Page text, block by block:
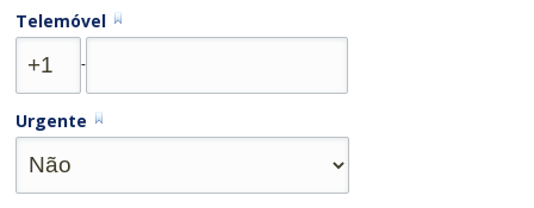
Telemóvel
-
Urgente